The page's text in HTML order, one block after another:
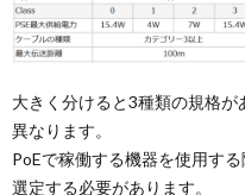
大きく分けると3種類の規格
異なります。
PoEで稼働する機器を使用す
選定する必要があります。